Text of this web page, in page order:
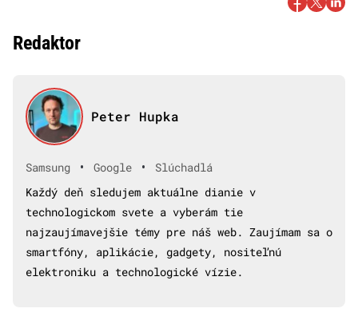
Redaktor
Peter Hupka
Samsung • Google •
Slúchadlá
Každý deň sledujem aktuálne dianie v
technologickom svete a vyberám tie
najzaujímavejšie témy pre náš web. Zaujímam sa o
smartfóny, aplikácie, gadgety, nositeľnú
elektroniku a technologické vízie.